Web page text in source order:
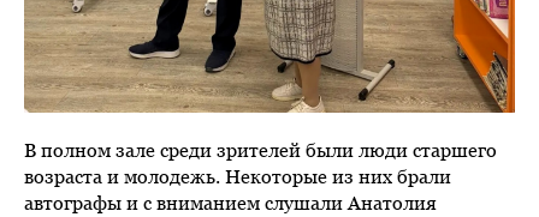
В полном зале среди зрителей были люди старшего
возраста и молодежь. Некоторые из них брали
автографы и с вниманием слушали Анатолия